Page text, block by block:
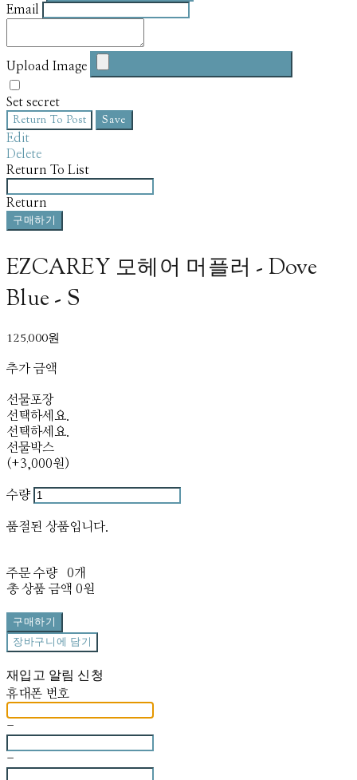
Email
Upload Image
Set secret
Return To Post Save
Edit
Delete
Return To List
Return
구매하기
EZCAREY 모헤어 머플러 - Dove
Blue - S
125,000원
추가 금액
선물포장
선택하세요.
선택하세요.
선물박스
(+3,000원)
수량
품절된 상품입니다.
주문 수량
0개
총 상품 금액 0원
구매하기
장바구니에 담기
재입고 알림 신청
휴대폰 번호
-
-